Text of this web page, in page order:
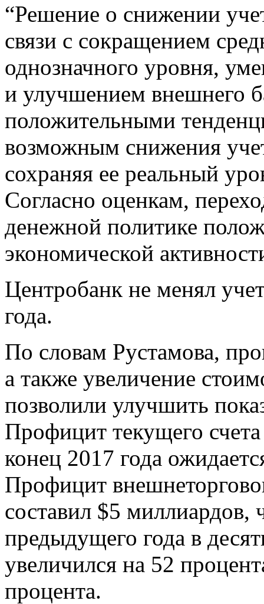
“Решение о снижении
связи с сокращением
однозначного уровня,
и улучшением внешнего
положительными
возможным снижения
сохраняя ее реальный
Согласно оценкам,
денежной политике
экономической
Центробанк не менял
года.
По словам Рустамова,
а также увеличение
позволили улучшить
Профицит текущего
конец 2017 года
Профицит
составил $5 миллиардов,
предыдущего года в
увеличился на 52
процента.